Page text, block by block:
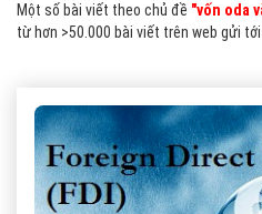
Một số bài viết theo chủ đề "vốn oda
từ hơn >50.000 bài viết trên web gửi tới